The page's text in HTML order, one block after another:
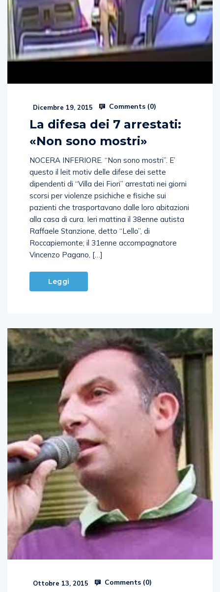
Dicembre 19, 2015 Comments (0)
La difesa dei 7 arrestati:
«Non sono mostri»
NOCERA INFERIORE. “Non sono mostri”. E’
questo il leit motiv delle difese dei sette
dipendenti di “Villa dei Fiori” arrestati nei giorni
scorsi per violenze psichiche e fisiche sui
pazienti che trasportavano dalle loro abitazioni
alla casa di cura. Ieri mattina il 38enne autista
Raffaele Stanzione, detto “Lello”, di
Roccapiemonte; il 31enne accompagnatore
Vincenzo Pagano, […]
Leggi
Ottobre 13, 2015 Comments (0)